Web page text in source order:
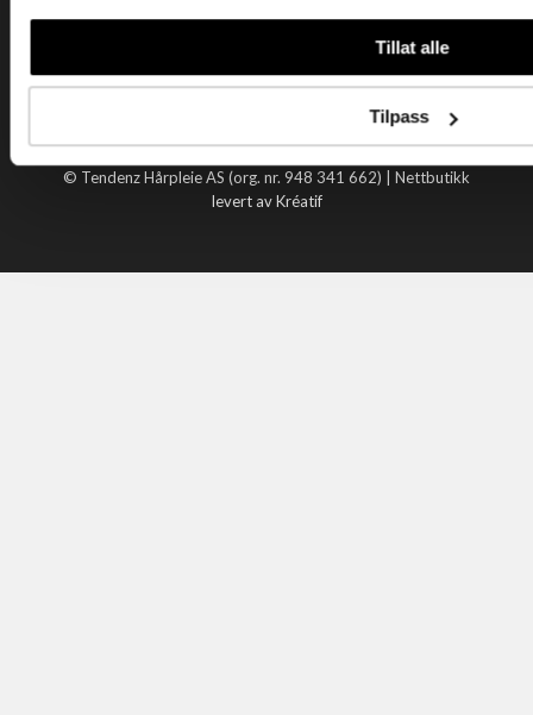
Tillat alle
Tilpass
Om oss
Handle hos oss
© Tendenz Hårpleie AS (org. nr. 948 341 662) | Nettbutikk
levert av Kréatif